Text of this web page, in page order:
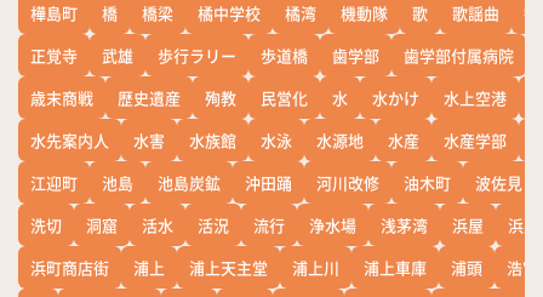
樺島町
橋 橋梁 橘中学校 橘湾 機動隊 歌 歌謡曲
正覚寺
武雄 歩行ラリー 歩道橋 歯学部 歯学部付属病院
歳末商戦
歴史遺産 殉教 民営化 水 水かけ 水上空港
水先案内人
水害 水族館 水泳 水源地 水産 水産学部
江迎町
池島 池島炭鉱 沖田踊 河川改修 油木町
波佐見
洗切
洞窟 活水 活況 流行 浄水場 浅茅湾 浜屋
浜
浜町商店街
浦上 浦上天主堂 浦上川 浦上車庫 浦頭
浩宮